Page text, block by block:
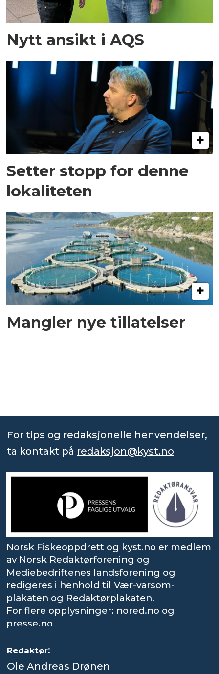
Nytt ansikt i AQS
Setter stopp for denne
lokaliteten
Mangler nye tillatelser
For tips og redaksjonelle henvendelser,
ta kontakt på redaksjon@kyst.no
Norsk Fiskeoppdrett og kyst.no er medlem
av Norsk Redaktørforening og
Mediebedriftenes landsforening og
redigeres i henhold til Vær-varsom-
plakaten og Redaktørplakaten.
For flere opplysninger: nored.no og
presse.no
Redaktør:
Ole Andreas Drønen